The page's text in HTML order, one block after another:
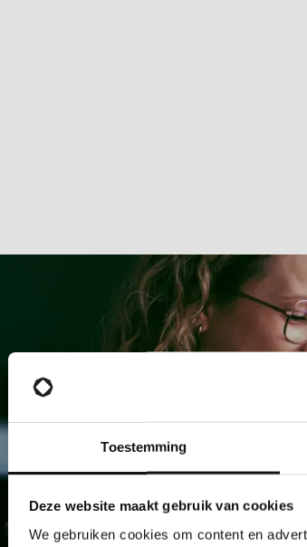
Toestemming
Deze website maakt gebruik van cookies
We gebruiken cookies om content en